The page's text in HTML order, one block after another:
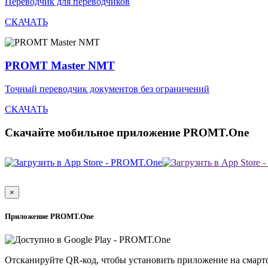
СКАЧАТЬ
PROMT Master NMT
Точный переводчик документов без ограничений
СКАЧАТЬ
Скачайте мобильное приложение PROMT.One
×
Приложение PROMT.One
Отсканируйте QR-код, чтобы установить приложение на